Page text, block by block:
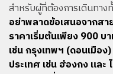
สำหรับผู้ที่ต้องการเดินทาง
อย่าพลาดข้อเสนอจากส
ราคาเริ่มต้นเพียง 900 บ
เช่น กรุงเทพฯ (ดอนเมือ
ประเทศ เช่น ฮ่องกง และ